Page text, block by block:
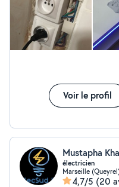
Voir le profil
Mustapha
électricien
Marseille
4,7/5 (20